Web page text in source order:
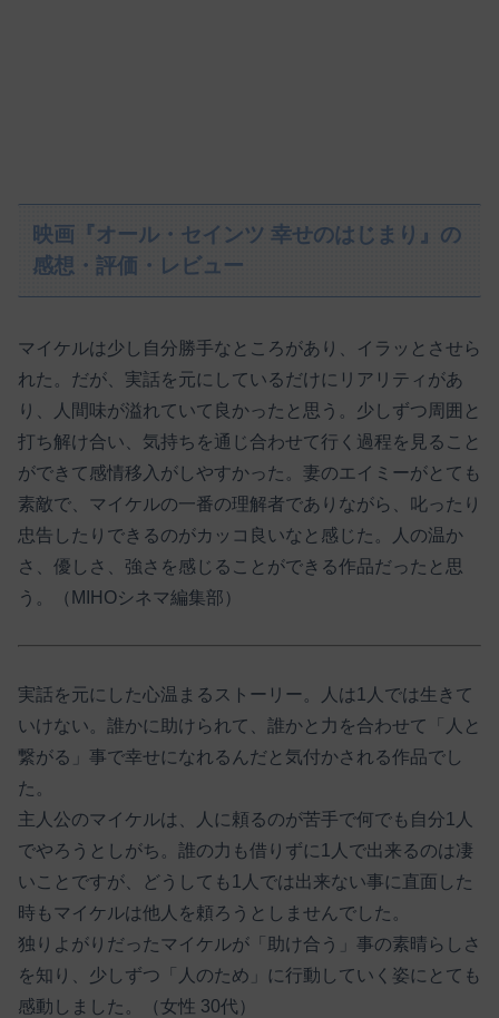
映画『オール・セインツ 幸せのはじまり』の
感想・評価・レビュー
マイケルは少し自分勝手なところがあり、イラッとさせら
れた。だが、実話を元にしているだけにリアリティがあ
り、人間味が溢れていて良かったと思う。少しずつ周囲と
打ち解け合い、気持ちを通じ合わせて行く過程を見ること
ができて感情移入がしやすかった。妻のエイミーがとても
素敵で、マイケルの一番の理解者でありながら、叱ったり
忠告したりできるのがカッコ良いなと感じた。人の温か
さ、優しさ、強さを感じることができる作品だったと思
う。（MIHOシネマ編集部）
実話を元にした心温まるストーリー。人は1人では生きて
いけない。誰かに助けられて、誰かと力を合わせて「人と
繋がる」事で幸せになれるんだと気付かされる作品でし
た。
主人公のマイケルは、人に頼るのが苦手で何でも自分1人
でやろうとしがち。誰の力も借りずに1人で出来るのは凄
いことですが、どうしても1人では出来ない事に直面した
時もマイケルは他人を頼ろうとしませんでした。
独りよがりだったマイケルが「助け合う」事の素晴らしさ
を知り、少しずつ「人のため」に行動していく姿にとても
感動しました。（女性 30代）